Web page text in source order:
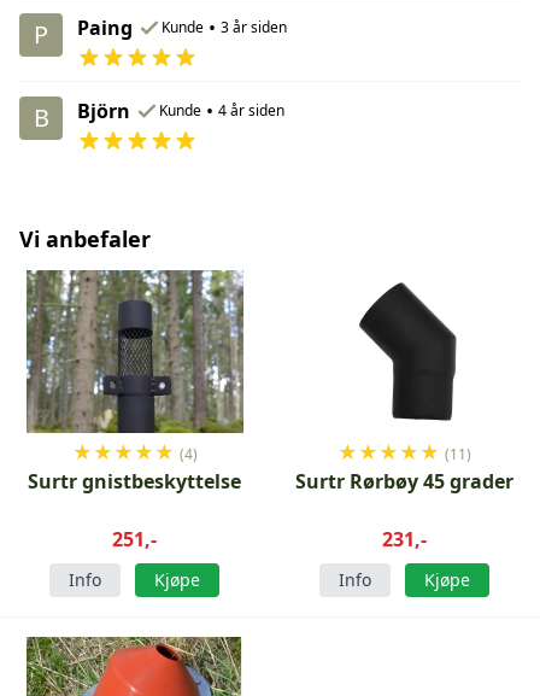
P Paing Kunde • 3 år siden
B Björn Kunde • 4 år siden
Vi anbefaler
★★★★★ (4)
Surtr gnistbeskyttelse
251,-
Info Kjøpe
★★★★★ (11)
Surtr Rørbøy 45 grader
231,-
Info Kjøpe